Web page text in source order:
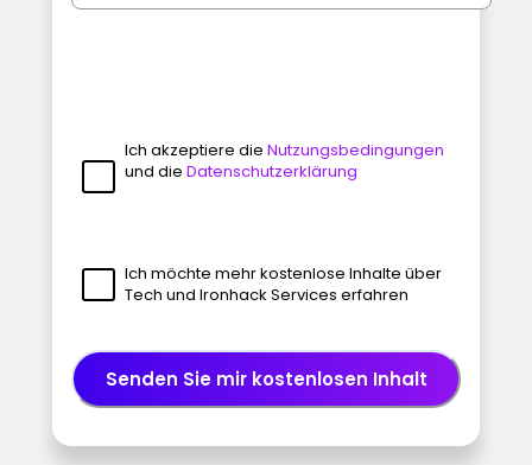
Ich akzeptiere die Nutzungsbedingungen
und die Datenschutzerklärung
Ich möchte mehr kostenlose Inhalte über
Tech und Ironhack Services erfahren
Senden Sie mir kostenlosen Inhalt